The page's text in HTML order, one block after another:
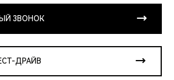
ЗВОНОК
ДРАЙВ